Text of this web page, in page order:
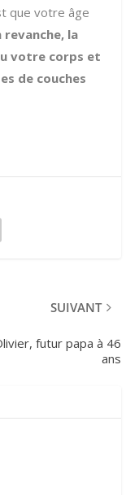
que votre âge
revanche, la
votre corps et
de couches
SUIVANT
futur papa à 46
ans